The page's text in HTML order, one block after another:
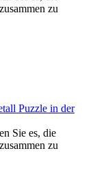
zu
Puzzle in der
Sie es, die
zu